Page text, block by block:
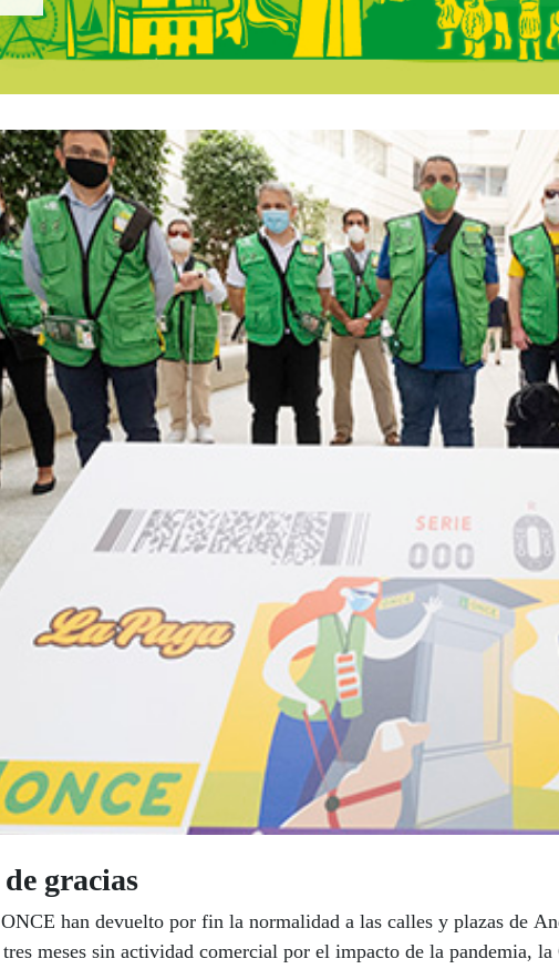
gracias
han devuelto por fin la normalidad a las calles y plazas de
tres meses sin actividad comercial por el impacto de la pandemia,